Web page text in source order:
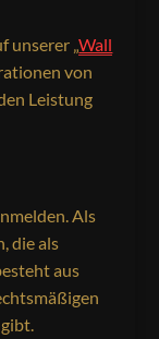
unserer „Wall
von
Leistung
Als
die als
aus